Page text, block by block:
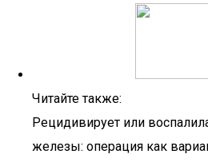
Читайте также:
Рецидивирует или
железы: операция как